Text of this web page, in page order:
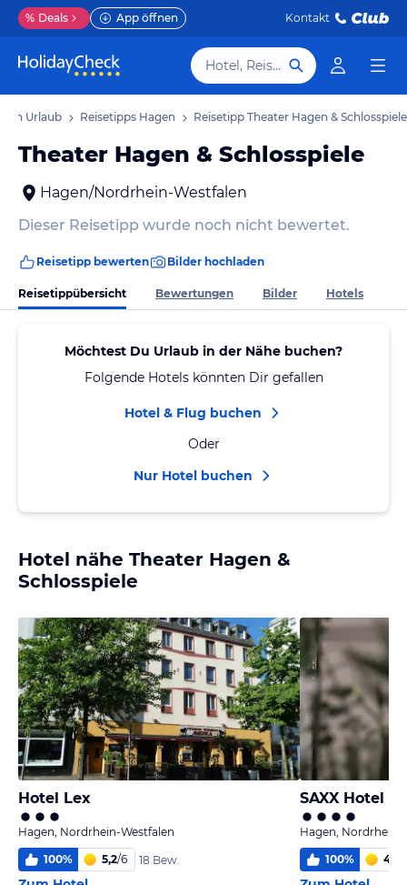
% Deals App öffnen Kontakt
Hotel, Reiseziel
Urlaub Reisetipps Hagen Reisetipp Theater Hagen & Schlosspiele
Theater Hagen & Schlosspiele
Hagen/Nordrhein-Westfalen
Dieser Reisetipp wurde noch nicht bewertet.
Reisetipp bewerten Bilder hochladen
Reisetippübersicht Bewertungen Bilder Hotels
Möchtest Du Urlaub in der Nähe buchen?
Folgende Hotels könnten Dir gefallen
Hotel & Flug buchen
Oder
Nur Hotel buchen
Hotel nähe Theater Hagen &
Schlosspiele
Hotel Lex
Hagen, Nordrhein-Westfalen
100% 5,2/6 18 Bew.
SAXX Hotel
Hagen, Nordrhein-
100% 4,7